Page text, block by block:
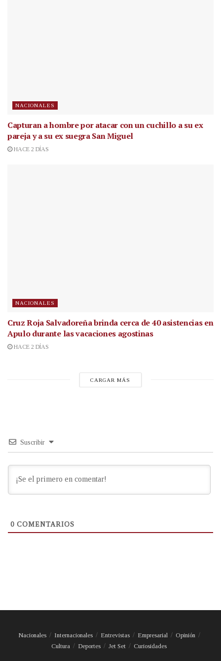
NACIONALES
Capturan a hombre por atacar con un cuchillo a su ex
pareja y a su ex suegra San Miguel
HACE 2 DÍAS
NACIONALES
Cruz Roja Salvadoreña brinda cerca de 40 asistencias en
Apulo durante las vacaciones agostinas
HACE 2 DÍAS
CARGAR MÁS
Suscribir
0 COMENTARIOS
Nacionales Internacionales Entrevistas Empresarial
Opinión
Cultura
Deportes Jet Set Curiosidades